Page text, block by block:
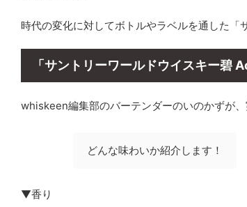
時代の変化に対してボトルやラベルを通した「
「サントリーワールドウイスキー碧
whiskeen編集部のバーテンダーのいのかずが
どんな味わいか紹介します！
▼香り